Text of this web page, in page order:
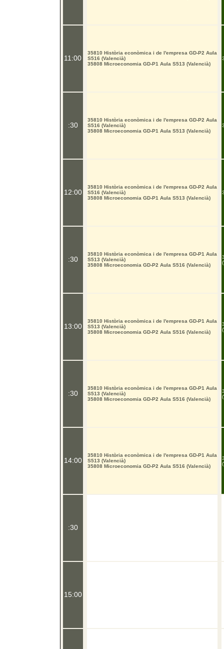
11:00
:30
12:00
:30
13:00
:30
14:00
:30
15:00
35810 Història econòmica i de l'empresa GD-P2 Aula
S516 (Valencià)
35808 Microeconomia GD-P1 Aula S513 (Valencià)
35810 Història econòmica i de l'empresa GD-P2 Aula
S516 (Valencià)
35808 Microeconomia GD-P1 Aula S513 (Valencià)
35810 Història econòmica i de l'empresa GD-P2 Aula
S516 (Valencià)
35808 Microeconomia GD-P1 Aula S513 (Valencià)
35810 Història econòmica i de l'empresa GD-P1 Aula
S513 (Valencià)
35808 Microeconomia GD-P2 Aula S516 (Valencià)
35810 Història econòmica i de l'empresa GD-P1 Aula
S513 (Valencià)
35808 Microeconomia GD-P2 Aula S516 (Valencià)
35810 Història econòmica i de l'empresa GD-P1 Aula
S513 (Valencià)
35808 Microeconomia GD-P2 Aula S516 (Valencià)
35810 Història econòmica i de l'empresa GD-P1 Aula
S513 (Valencià)
35808 Microeconomia GD-P2 Aula S516 (Valencià)